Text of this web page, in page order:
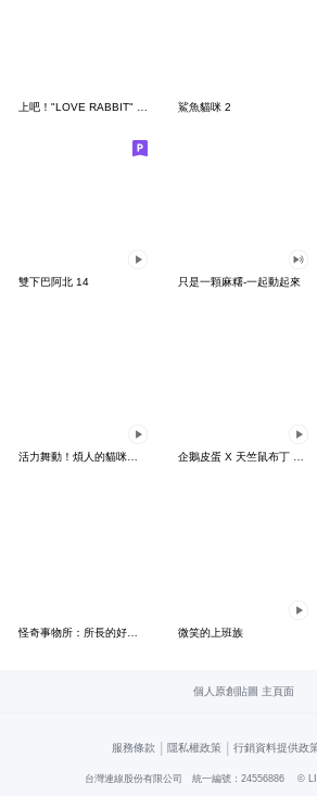
鯊魚貓咪 2
雙下巴阿北 14 只是一顆麻糬-一起動起來
活力舞動！煩人的貓咪★迷你版 2 企鵝皮蛋 X 天竺鼠布丁 有點厭世
微笑的上班族
個人原創貼圖 主頁面
服務條款 | 隱私權政策 | 行銷資料提供政
台灣連線股份有限公司 統一編號：24556886 ©